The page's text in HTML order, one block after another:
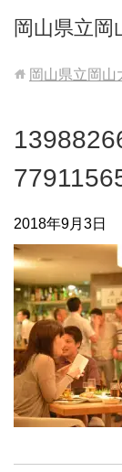
岡山県立岡
岡山県立岡山
2018年9月3日